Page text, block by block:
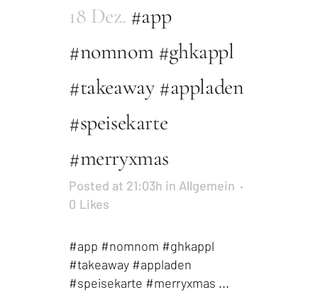
18 Dez. #app
#nomnom #ghkappl
#takeaway #appladen
#speisekarte
#merryxmas
Posted at 21:03h in Allgemein
0 Likes
#app #nomnom #ghkappl
#takeaway #appladen
#speisekarte #merryxmas ...